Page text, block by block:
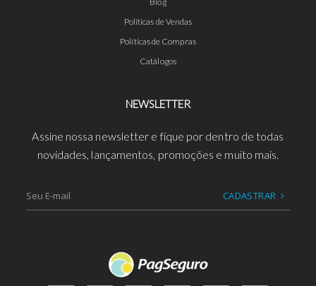
Políticas de Vendas
Políticas de Compras
Catálogos
NEWSLETTER
Assine nossa newsletter e fique por dentro de todas
novidades, lançamentos, promoções e muito mais.
CADASTRAR